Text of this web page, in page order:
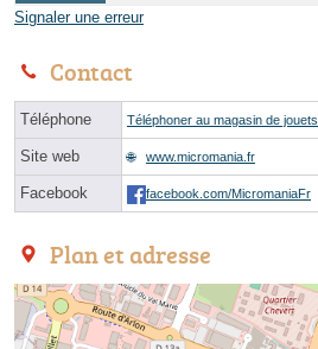
Signaler une erreur
Contact
Téléphone Téléphoner au magasin de jouets
Site web www.micromania.fr
Facebook facebook.com/MicromaniaFr
Plan et adresse